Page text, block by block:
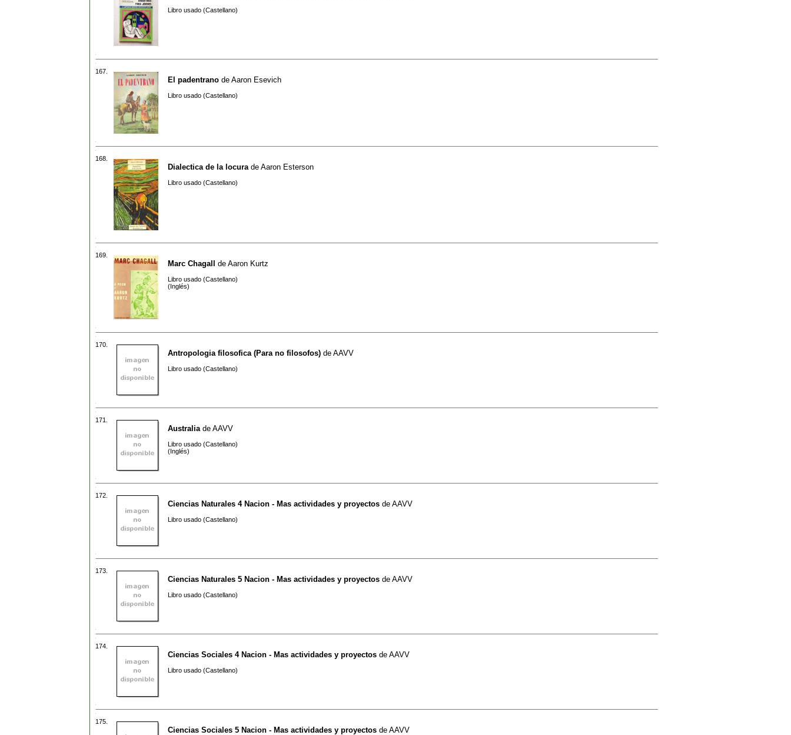
Libro usado (Castellano)
167.
El padentrano de Aaron Esevich
Libro usado (Castellano)
168.
Dialectica de la locura de Aaron Esterson
Libro usado (Castellano)
169.
Marc Chagall de Aaron Kurtz
Libro usado (Castellano)
(Inglés)
170.
Antropologia filosofica (Para no filosofos) de AAVV
Libro usado (Castellano)
171.
Australia de AAVV
Libro usado (Castellano)
(Inglés)
172.
Ciencias Naturales 4 Nacion - Mas actividades y proyectos de AAVV
Libro usado (Castellano)
173.
Ciencias Naturales 5 Nacion - Mas actividades y proyectos de AAVV
Libro usado (Castellano)
174.
Ciencias Sociales 4 Nacion - Mas actividades y proyectos de AAVV
Libro usado (Castellano)
175.
Ciencias Sociales 5 Nacion - Mas actividades y proyectos de AAVV